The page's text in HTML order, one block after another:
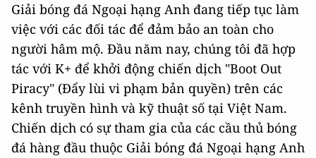
Giải bóng đá Ngoại hạng Anh đang tiếp tục làm
việc với các đối tác để đảm bảo an toàn cho
người hâm mộ. Đầu năm nay, chúng tôi đã hợp
tác với K+ để khởi động chiến dịch "Boot Out
Piracy" (Đẩy lùi vi phạm bản quyền) trên các
kênh truyền hình và kỹ thuật số tại Việt Nam.
Chiến dịch có sự tham gia của các cầu thủ bóng
đá hàng đầu thuộc Giải bóng đá Ngoại hạng Anh